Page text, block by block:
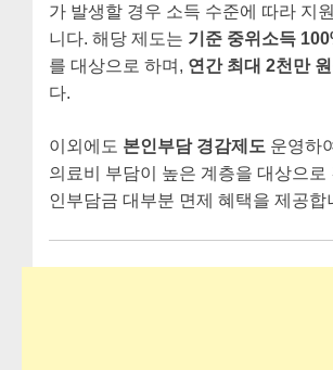
가 발생할 경우 소득 수준에 따라 지
니다. 해당 제도는 기준 중위소득
를 대상으로 하며, 연간 최대 2천만 원
다.
이외에도 본인부담 경감제도 운영하
의료비 부담이 높은 계층을 대상으로
인부담금 대부분 면제 혜택을 제공합